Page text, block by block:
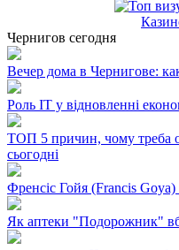
Чернигов сегодня
Вечер дома в Чернигове:
Роль ІТ у відновленні
ТОП 5 причин, чому треба
сьогодні
Френсіс Гойя (Francis
Як аптеки "Подорожник"